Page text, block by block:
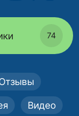
74
Видео